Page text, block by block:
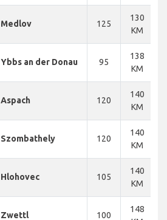
Medlov 125
130
KM
Ybbs an der Donau 95
138
KM
Aspach 120
140
KM
Szombathely 120
140
KM
Hlohovec 105
140
KM
Zwettl 100
148